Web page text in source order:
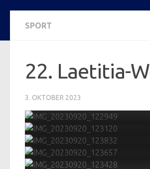
SPORT
22. Laetitia-
3. OKTOBER 2023